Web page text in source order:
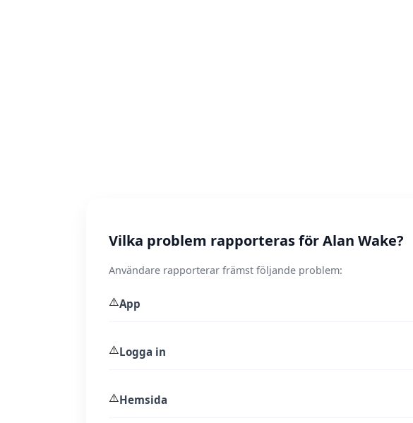
Vilka problem rapporteras för Alan Wake?
Användare rapporterar främst följande problem:
⚠️App
⚠️Logga in
⚠️Hemsida